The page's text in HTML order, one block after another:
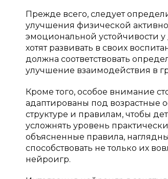
Прежде всего, следует
улучшения физической
эмоциональной устойчивости
хотят развивать в своих
должна соответствовать
улучшение взаимодействия в
Кроме того, особое внимание
адаптированы под возрастные
структуре и правилам, чтобы
усложнять уровень
объясненные правила,
способствовать не только их
нейроигр.